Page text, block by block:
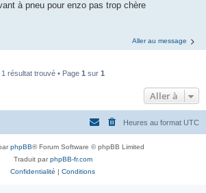
à pneu pour enzo pas trop chère
Aller au message
1 résultat trouvé • Page 1 sur 1
Aller à
Heures au format UTC
phpBB® Forum Software © phpBB Limited
Traduit parphpBB-fr.com
Confidentialité | Conditions